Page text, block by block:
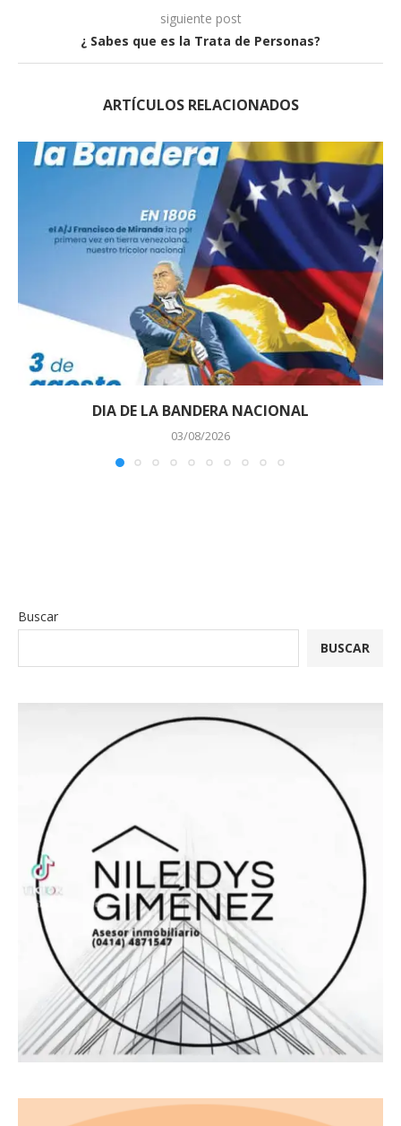
siguiente post
¿ Sabes que es la Trata de Personas?
ARTÍCULOS RELACIONADOS
DIA DE LA BANDERA NACIONAL
03/08/2026
Buscar
BUSCAR